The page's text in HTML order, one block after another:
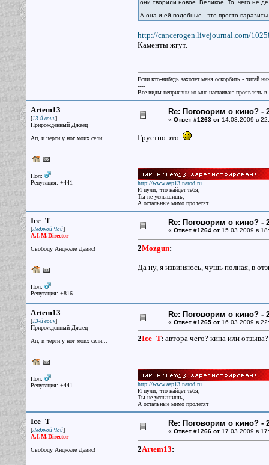
они творили новое. Великое. То, чего не
А она и ей подобные - это просто паразиты.
http://cancerogen.livejournal.com/
Каменты жгут.
Если кто-нибудь захочет меня оскорбить - читай
----
Все виды неприязни ко мне настаиваю проявлять
Artem13
[13-й воин]
Прирожденный Джаец
Ап, и черти у ног моих сели...
Пол:
Репутация: +441
Re: Поговорим о кино? -
« Ответ #1263 от14.03.2009 в
Грустно это
http://www.aap13.narod.ru
И пули, что найдет тебя,
Ты не услышишь,
А остальные мимо пролетят
Ice_T
[Ледяной Чай]
A.I.M.Director
Свободу Анджеле Дэвис!
Пол:
Репутация: +816
Re: Поговорим о кино? -
« Ответ #1264 от15.03.2009 в
2Mozgun:
Да ну, я извиняюсь, чушь полная, в
Artem13
[13-й воин]
Прирожденный Джаец
Ап, и черти у ног моих сели...
Пол:
Репутация: +441
Re: Поговорим о кино? -
« Ответ #1265 от16.03.2009 в
2Ice_T: автора чего? кина или отзыва?
http://www.aap13.narod.ru
И пули, что найдет тебя,
Ты не услышишь,
А остальные мимо пролетят
Ice_T
[Ледяной Чай]
A.I.M.Director
Свободу Анджеле Дэвис!
Re: Поговорим о кино? -
« Ответ #1266 от17.03.2009 в
2Artem13: